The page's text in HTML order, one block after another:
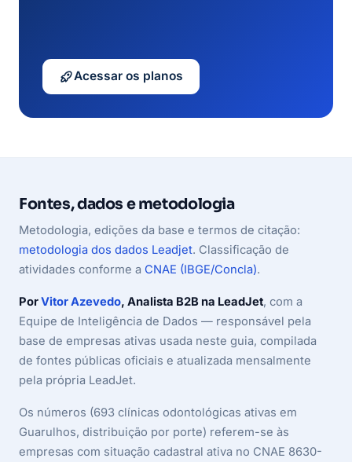
Acessar os planos
Fontes, dados e metodologia
Metodologia, edições da base e termos de citação:
metodologia dos dados Leadjet. Classificação de
atividades conforme a CNAE (IBGE/Concla).
PorVitor Azevedo, Analista B2B na LeadJet, com a
Equipe de Inteligência de Dados — responsável pela
base de empresas ativas usada neste guia, compilada
de fontes públicas oficiais e atualizada mensalmente
pela própria LeadJet.
Os números (693 clínicas odontológicas ativas em
Guarulhos, distribuição por porte) referem-se às
empresas com situação cadastral ativa no CNAE 8630-